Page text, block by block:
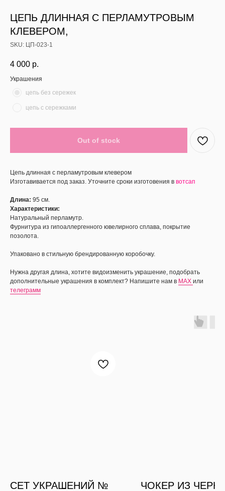
ЦЕПЬ ДЛИННАЯ С ПЕРЛАМУТРОВЫМ
КЛЕВЕРОМ,
SKU: ЦП-023-1
4 000 р.
Украшения
цепь без сережек
цепь с сережками
Out of stock
Цепь длинная с перламутровым клевером
Изготавивается под заказ. Уточните сроки изготовения в вотсап
Длина: 95 см.
Характеристики:
Натуральный перламутр.
Фурнитура из гипоаллергенного ювелирного сплава, покрытие
позолота.
Упаковано в стильную брендированную коробочку.
Нужна другая длина, хотите видоизменить украшение, подобрать
дополнительные украшения в комплект? Напишите нам в MAX или
телеграмм
СЕТ УКРАШЕНИЙ № ЧОКЕР ИЗ